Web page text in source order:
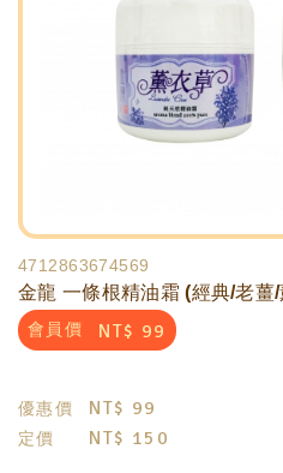
4712863674569
金龍 一條根精油霜 (經典/老薑
會員價 NT$ 99
優惠價 NT$ 99
定價 NT$ 150